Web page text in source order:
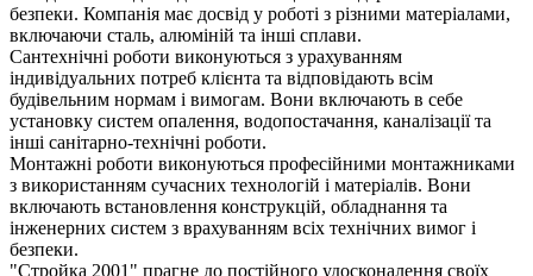
безпеки. Компанія має досвід у роботі з різними матеріалами,
включаючи сталь, алюміній та інші сплави.
Сантехнічні роботи виконуються з урахуванням
індивідуальних потреб клієнта та відповідають всім
будівельним нормам і вимогам. Вони включають в себе
установку систем опалення, водопостачання, каналізації та
інші санітарно-технічні роботи.
Монтажні роботи виконуються професійними монтажниками
з використанням сучасних технологій і матеріалів. Вони
включають встановлення конструкцій, обладнання та
інженерних систем з врахуванням всіх технічних вимог і
безпеки.
"Стройка 2001" прагне до постійного удосконалення своїх